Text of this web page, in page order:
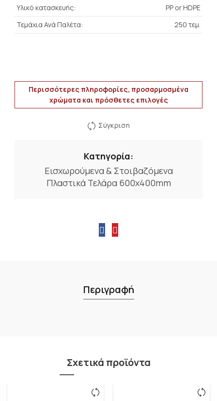
Υλικό κατασκευής:
PP or HDPE
Τεμάχια Ανά Παλέτα:
250 τεμ.
Περισσότερες πληροφορίες, προσαρμοσμένα
χρώματα και πρόσθετες επιλογές
Σύγκριση
Κατηγορία:
Εισχωρούμενα & Στοιβαζόμενα
Πλαστικά Τελάρα 600x400mm
Περιγραφή
Σχετικά προϊόντα